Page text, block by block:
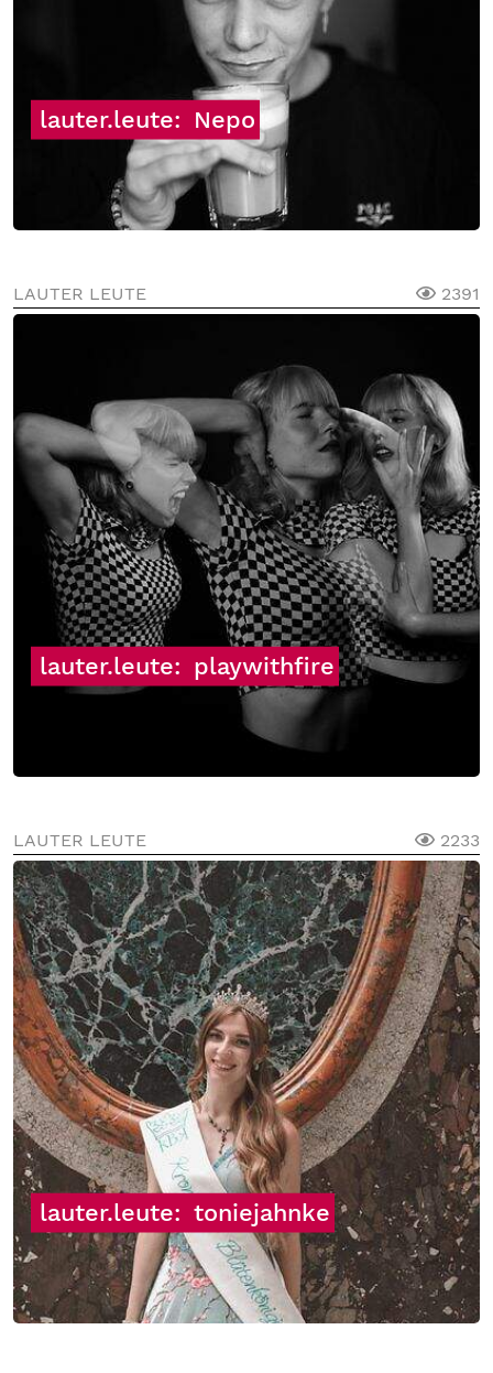
lauter.leute: Nepo
LAUTER LEUTE 2391
lauter.leute: playwithfire
LAUTER LEUTE 2233
lauter.leute: toniejahnke